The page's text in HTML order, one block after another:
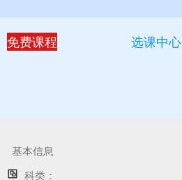
免费课程 选课中心
基本信息
科类：